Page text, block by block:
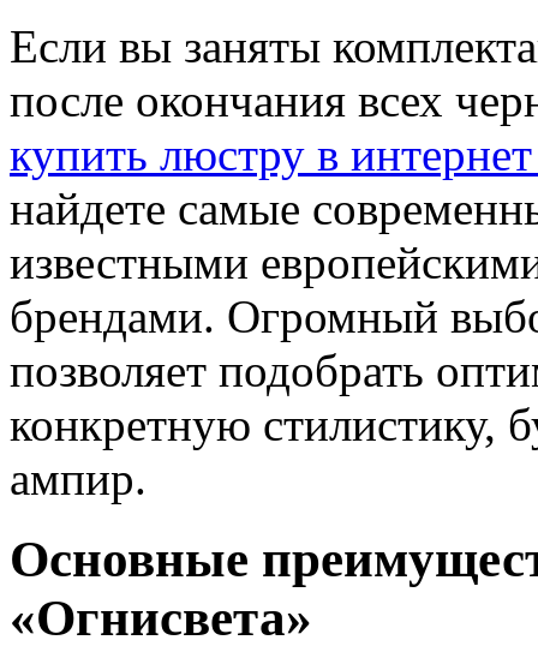
Если вы заняты
после окончания всех
купить люстру в
найдете самые
известными
брендами. Огромный
позволяет подобрать
конкретную стилистику,
ампир.
Основные
«Огнисвета»